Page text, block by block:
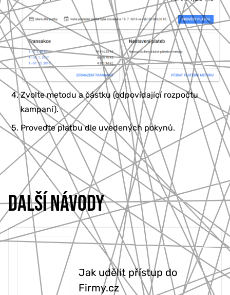
Zvolte metodu a částku (odpovídající rozpočtu
kampaní).
Proveďte platbu dle uvedených pokynů.
DALŠÍ NÁVODY
Jak udělit přístup do
Firmy.cz